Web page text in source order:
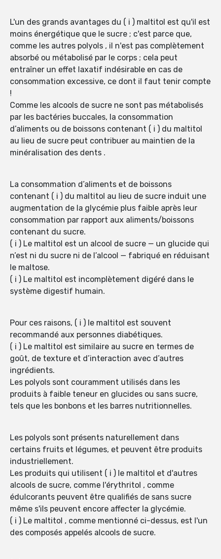
L'un des grands avantages du ( i ) maltitol est qu'il est
moins énergétique que le sucre ; c'est parce que,
comme les autres polyols , il n'est pas complètement
absorbé ou métabolisé par le corps ; cela peut
entraîner un effet laxatif indésirable en cas de
consommation excessive, ce dont il faut tenir compte
!
Comme les alcools de sucre ne sont pas métabolisés
par les bactéries buccales, la consommation
d’aliments ou de boissons contenant ( i ) du maltitol
au lieu de sucre peut contribuer au maintien de la
minéralisation des dents .
La consommation d’aliments et de boissons
contenant ( i ) du maltitol au lieu de sucre induit une
augmentation de la glycémie plus faible après leur
consommation par rapport aux aliments/boissons
contenant du sucre.
( i ) Le maltitol est un alcool de sucre — un glucide qui
n’est ni du sucre ni de l’alcool — fabriqué en réduisant
le maltose.
( i ) Le maltitol est incomplètement digéré dans le
système digestif humain.
Pour ces raisons, ( i ) le maltitol est souvent
recommandé aux personnes diabétiques.
( i ) Le maltitol est similaire au sucre en termes de
goût, de texture et d’interaction avec d’autres
ingrédients.
Les polyols sont couramment utilisés dans les
produits à faible teneur en glucides ou sans sucre,
tels que les bonbons et les barres nutritionnelles.
Les polyols sont présents naturellement dans
certains fruits et légumes, et peuvent être produits
industriellement.
Les produits qui utilisent ( i ) le maltitol et d'autres
alcools de sucre, comme l'érythritol , comme
édulcorants peuvent être qualifiés de sans sucre
même s'ils peuvent encore affecter la glycémie.
( i ) Le maltitol , comme mentionné ci-dessus, est l'un
des composés appelés alcools de sucre.